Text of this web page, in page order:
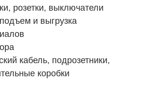
розетки, выключатели
и выгрузка
кабель, подрозетники,
коробки